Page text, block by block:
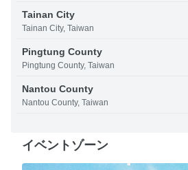
Tainan City
Tainan City, Taiwan
Pingtung County
Pingtung County, Taiwan
Nantou County
Nantou County, Taiwan
イベントゾーン